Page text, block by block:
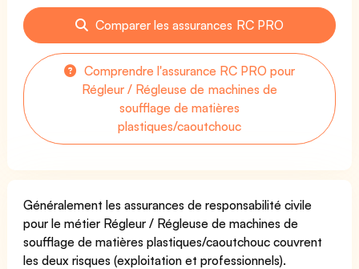
Comparer les assurances RC PRO
Comprendre l'assurance RC PRO pour
Régleur / Régleuse de machines de
soufflage de matières
plastiques/caoutchouc
Généralement les assurances de responsabilité civile
pour le métier Régleur / Régleuse de machines de
soufflage de matières plastiques/caoutchouc couvrent
les deux risques (exploitation et professionnels).